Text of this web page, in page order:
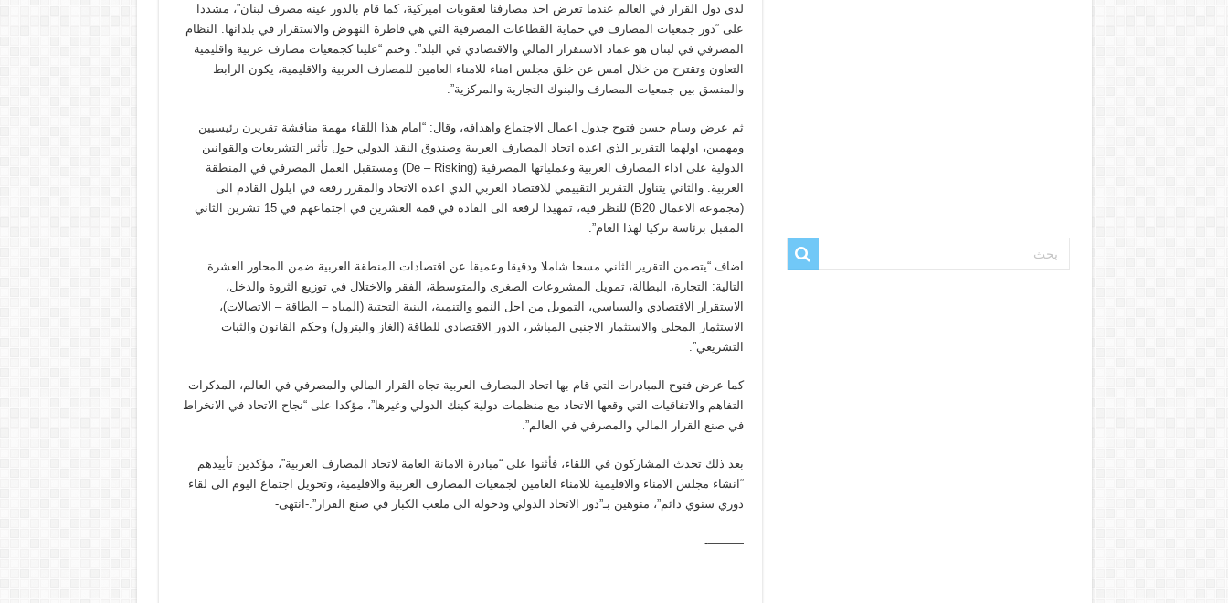
لدى دول القرار في العالم عندما تعرض احد مصارفنا لعقوبات اميركية، كما قام بالدور عينه مصرف لبنان”، مشددا
على “دور جمعيات المصارف في حماية القطاعات المصرفية التي هي قاطرة النهوض والاستقرار في بلدانها. النظام
المصرفي في لبنان هو عماد الاستقرار المالي والاقتصادي في البلد”. وختم “علينا كجمعيات مصارف عربية واقليمية
التعاون وتقترح من خلال امس عن خلق مجلس امناء للامناء العامين للمصارف العربية والاقليمية، يكون الرابط
والمنسق بين جمعيات المصارف والبنوك التجارية والمركزية”.
ثم عرض وسام حسن فتوح جدول اعمال الاجتماع واهدافه، وقال: “امام هذا اللقاء مهمة مناقشة تقريرن رئيسيين
ومهمين، اولهما التقرير الذي اعده اتحاد المصارف العربية وصندوق النقد الدولي حول تأثير التشريعات والقوانين
الدولية على اداء المصارف العربية وعملياتها المصرفية (De – Risking) ومستقبل العمل المصرفي في المنطقة
العربية. والثاني يتناول التقرير التقييمي للاقتصاد العربي الذي اعده الاتحاد والمقرر رفعه في ايلول القادم الى
(مجموعة الاعمال B20) للنظر فيه، تمهيدا لرفعه الى القادة في قمة العشرين في اجتماعهم في 15 تشرين الثاني
المقبل برئاسة تركيا لهذا العام”.
اضاف “يتضمن التقرير الثاني مسحا شاملا ودقيقا وعميقا عن اقتصادات المنطقة العربية ضمن المحاور العشرة
التالية: التجارة، البطالة، تمويل المشروعات الصغرى والمتوسطة، الفقر والاختلال في توزيع الثروة والدخل،
الاستقرار الاقتصادي والسياسي، التمويل من اجل النمو والتنمية، البنية التحتية (المياه – الطاقة – الاتصالات)،
الاستثمار المحلي والاستثمار الاجنبي المباشر، الدور الاقتصادي للطاقة (الغاز والبترول) وحكم القانون والثبات
التشريعي”.
كما عرض فتوح المبادرات التي قام بها اتحاد المصارف العربية تجاه القرار المالي والمصرفي في العالم، المذكرات
التفاهم والاتفاقيات التي وقعها الاتحاد مع منظمات دولية كبنك الدولي وغيرها”، مؤكدا على “نجاح الاتحاد في الانخراط
في صنع القرار المالي والمصرفي في العالم”.
بعد ذلك تحدث المشاركون في اللقاء، فأثنوا على “مبادرة الامانة العامة لاتحاد المصارف العربية”، مؤكدين تأييدهم
“انشاء مجلس الامناء والاقليمية للامناء العامين لجمعيات المصارف العربية والاقليمية، وتحويل اجتماع اليوم الى لقاء
دوري سنوي دائم”، منوهين بـ”دور الاتحاد الدولي ودخوله الى ملعب الكبار في صنع القرار”.-انتهى-
———-